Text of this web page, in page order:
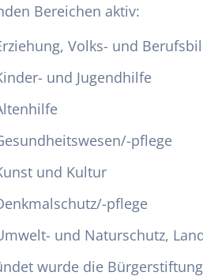
Bereichen aktiv:
Volks- und
und Jugendhilfe
pflege
und Kultur
pflege
und Naturschutz,
wurde die